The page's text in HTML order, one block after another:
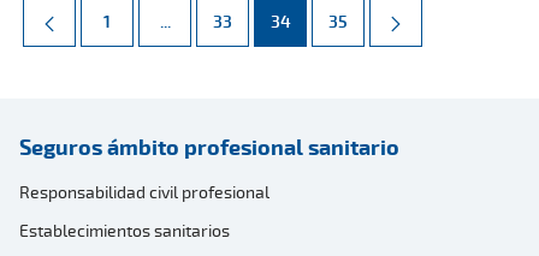
Página
1 ... Páginas intermedias Use TAB para desplazarse.
Página
33 Página
34 Página
35
Seguros ámbito profesional sanitario
Responsabilidad civil profesional
Establecimientos sanitarios